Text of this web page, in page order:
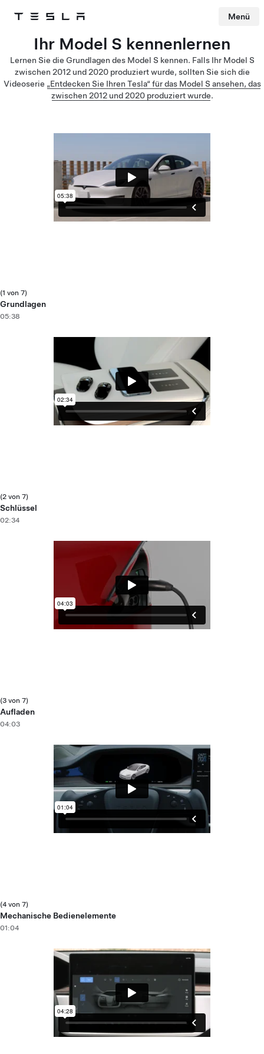
Tesla Menü
Ihr Model S kennenlernen
Lernen Sie die Grundlagen des Model S kennen. Falls Ihr Model S
zwischen 2012 und 2020 produziert wurde, sollten Sie sich die
Videoserie „Entdecken Sie Ihren Tesla“ für das Model S ansehen, das
zwischen 2012 und 2020 produziert wurde.
(1 von 7)
Grundlagen
05:38
(2 von 7)
Schlüssel
02:34
(3 von 7)
Aufladen
04:03
(4 von 7)
Mechanische Bedienelemente
01:04